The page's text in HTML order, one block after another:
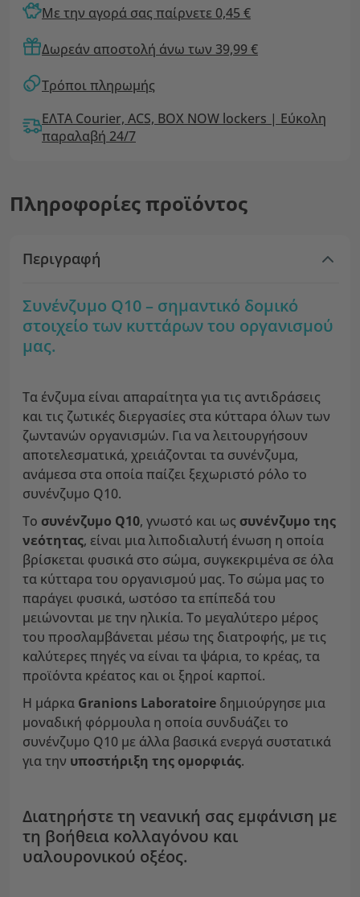
Με την αγορά σας παίρνετε 0,45 €
Δωρεάν αποστολή άνω των 39,99 €
Τρόποι πληρωμής
ΕΛΤΑ Courier, ACS, BOX NOW lockers | Εύκολη
παραλαβή 24/7
Πληροφορίες προϊόντος
Περιγραφή
Συνένζυμο Q10 – σημαντικό δομικό
στοιχείο των κυττάρων του οργανισμού
μας.
Τα ένζυμα είναι απαραίτητα για τις αντιδράσεις
και τις ζωτικές διεργασίες στα κύτταρα όλων των
ζωντανών οργανισμών. Για να λειτουργήσουν
αποτελεσματικά, χρειάζονται τα συνένζυμα,
ανάμεσα στα οποία παίζει ξεχωριστό ρόλο το
συνένζυμο Q10.
Το συνένζυμο Q10, γνωστό και ως συνένζυμο της
νεότητας, είναι μια λιποδιαλυτή ένωση η οποία
βρίσκεται φυσικά στο σώμα, συγκεκριμένα σε όλα
τα κύτταρα του οργανισμού μας. Το σώμα μας το
παράγει φυσικά, ωστόσο τα επίπεδά του
μειώνονται με την ηλικία. Το μεγαλύτερο μέρος
του προσλαμβάνεται μέσω της διατροφής, με τις
καλύτερες πηγές να είναι τα ψάρια, το κρέας, τα
προϊόντα κρέατος και οι ξηροί καρποί.
Η μάρκα Granions Laboratoire δημιούργησε μια
μοναδική φόρμουλα η οποία συνδυάζει το
συνένζυμο Q10 με άλλα βασικά ενεργά συστατικά
για την υποστήριξη της ομορφιάς.
Διατηρήστε τη νεανική σας εμφάνιση με
τη βοήθεια κολλαγόνου και
υαλουρονικού οξέος.